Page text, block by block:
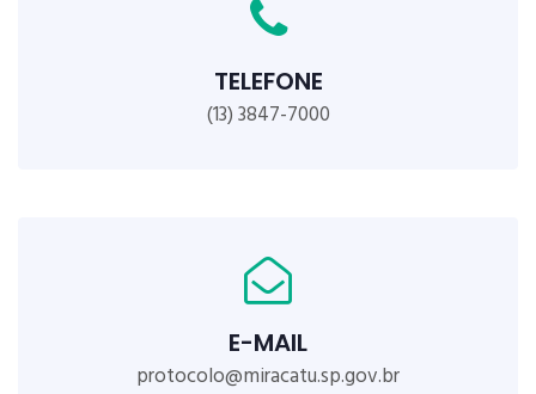
TELEFONE
(13) 3847-7000
E-MAIL
protocolo@miracatu.sp.gov.br